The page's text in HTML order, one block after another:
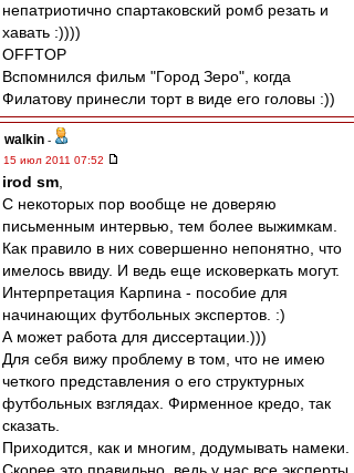
непатриотично спартаковский ромб резать и
хавать :))))
OFFTOP
Вспомнился фильм "Город Зеро", когда
Филатову принесли торт в виде его головы :))
walkin -
15 июл 2011 07:52
irod sm
С некоторых пор вообще не доверяю
письменным интервью, тем более выжимкам.
Как правило в них совершенно непонятно, что
имелось ввиду. И ведь еще исковеркать могут.
Интерпретация Карпина - пособие для
начинающих футбольных экспертов. :)
А может работа для диссертации.)))
Для себя вижу проблему в том, что не имею
четкого представления о его структурных
футбольных взглядах. Фирменное кредо, так
сказать.
Приходится, как и многим, додумывать намеки.